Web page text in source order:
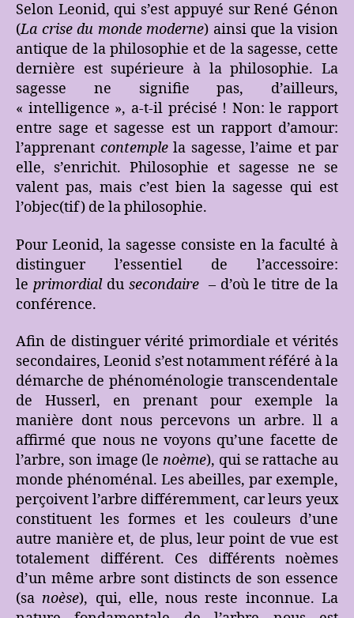
Selon Leonid, qui s’est appuyé sur René Génon
(La crise du monde moderne) ainsi que la vision
antique de la philosophie et de la sagesse, cette
dernière est supérieure à la philosophie. La
sagesse ne signifie pas, d’ailleurs,
« intelligence », a-t-il précisé ! Non: le rapport
entre sage et sagesse est un rapport d’amour:
l’apprenant contemple la sagesse, l’aime et par
elle, s’enrichit. Philosophie et sagesse ne se
valent pas, mais c’est bien la sagesse qui est
l’objec(tif) de la philosophie.
Pour Leonid, la sagesse consiste en la faculté à
distinguer l’essentiel de l’accessoire:
le primordialdu secondaire – d’où le titre de la
conférence.
Afin de distinguer vérité primordiale et vérités
secondaires, Leonid s’est notamment référé à la
démarche de phénoménologie transcendentale
de Husserl, en prenant pour exemple la
manière dont nous percevons un arbre. ll a
affirmé que nous ne voyons qu’une facette de
l’arbre, son image (le noème), qui se rattache au
monde phénoménal. Les abeilles, par exemple,
perçoivent l’arbre différemment, car leurs yeux
constituent les formes et les couleurs d’une
autre manière et, de plus, leur point de vue est
totalement différent. Ces différents noèmes
d’un même arbre sont distincts de son essence
(sa noèse), qui, elle, nous reste inconnue. La